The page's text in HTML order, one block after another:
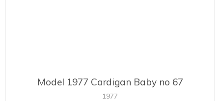
Model 1977 Cardigan Baby no 67
1977